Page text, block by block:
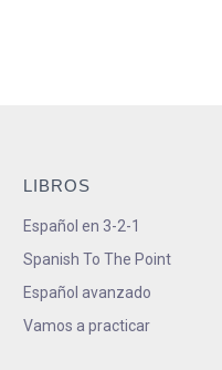
LIBROS
Español en 3-2-1
Spanish To The Point
Español avanzado
Vamos a practicar